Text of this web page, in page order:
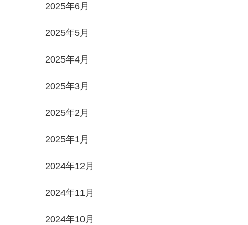
2025年6月
2025年5月
2025年4月
2025年3月
2025年2月
2025年1月
2024年12月
2024年11月
2024年10月